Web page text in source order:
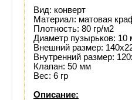
(0)
Доставка
этого
товара
Вид: конверт
Материал: матовая
Плотность: 80 гр/м2
Диаметр пузырьков: 10
Внешний размер:
Внутренний размер:
Клапан: 50 мм
Вес: 6 гр
Описание: